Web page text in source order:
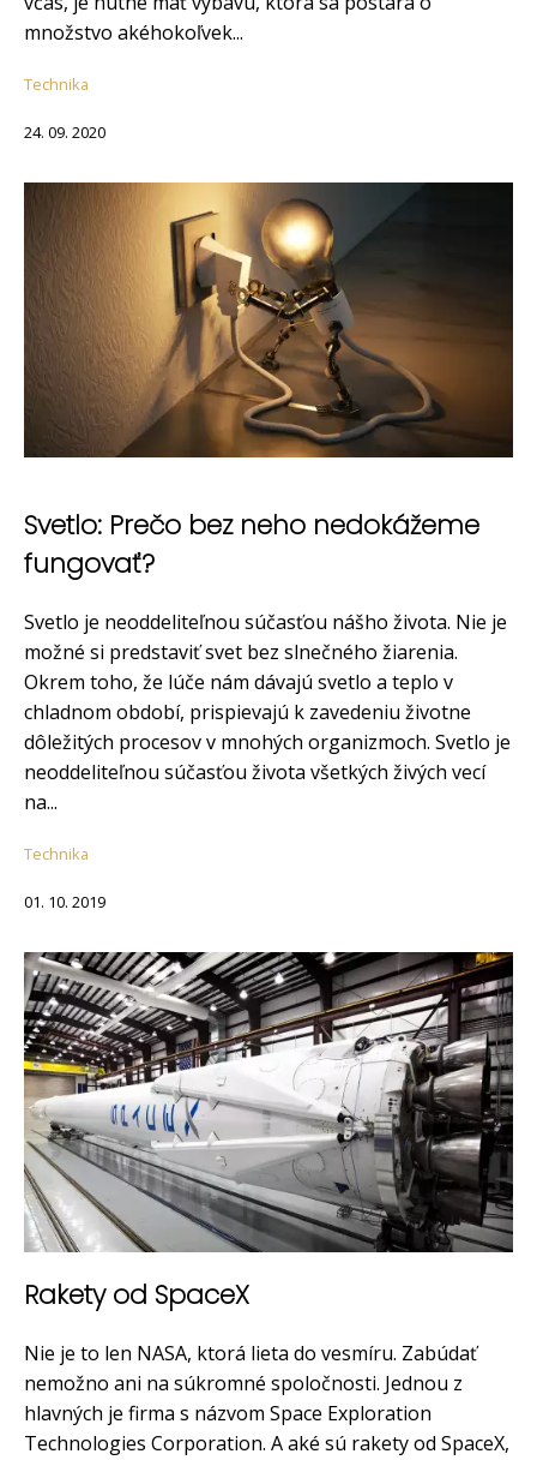
množstvo akéhokoľvek...
Technika
24. 09. 2020
Svetlo: Prečo bez neho nedokážeme
fungovať?
Svetlo je neoddeliteľnou súčasťou nášho života. Nie je
možné si predstaviť svet bez slnečného žiarenia.
Okrem toho, že lúče nám dávajú svetlo a teplo v
chladnom období, prispievajú k zavedeniu životne
dôležitých procesov v mnohých organizmoch. Svetlo je
neoddeliteľnou súčasťou života všetkých živých vecí
na...
Technika
01. 10. 2019
Rakety od SpaceX
Nie je to len NASA, ktorá lieta do vesmíru. Zabúdať
nemožno ani na súkromné ​​spoločnosti. Jednou z
hlavných je firma s názvom Space Exploration
Technologies Corporation. A aké sú rakety od SpaceX,